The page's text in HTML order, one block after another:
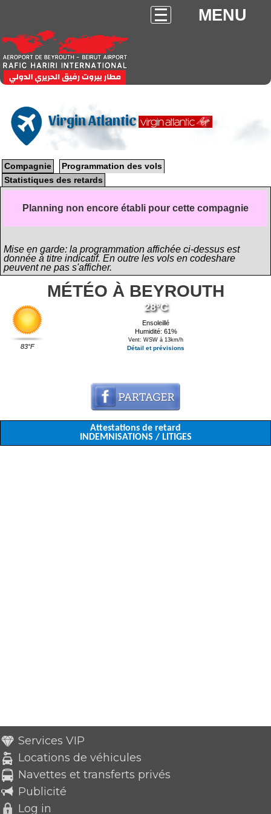
MENU
Virgin Atlantic
Compagnie
Programmation des vols
Statistiques des retards
Planning non encore établi pour cette compagnie
Mise en garde: la programmation affichée ci-dessus est
donnée à titre indicatif. En outre les vols en codeshare
peuvent ne pas s'afficher.
MÉTÉO À BEYROUTH
83°F
28°C
Ensoleillé
Humidité: 61%
Vent: WSW à 13km/h
Détail et prévisions
Attestations de retard
INDEMNISATIONS / LITIGES
Services VIP
Locations de véhicules
Navettes et transferts privés
Publicité
Log in